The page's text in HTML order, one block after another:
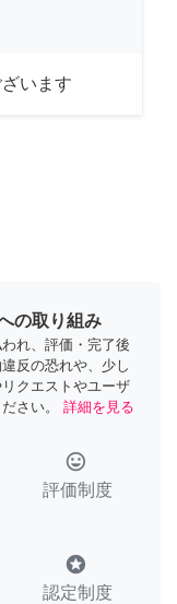
います
の取り組み
れ、評価・完了後
反の恐れや、少し
クエストやユーザ
さい。
詳細を見る
tag_faces
評価制度
stars
認定制度